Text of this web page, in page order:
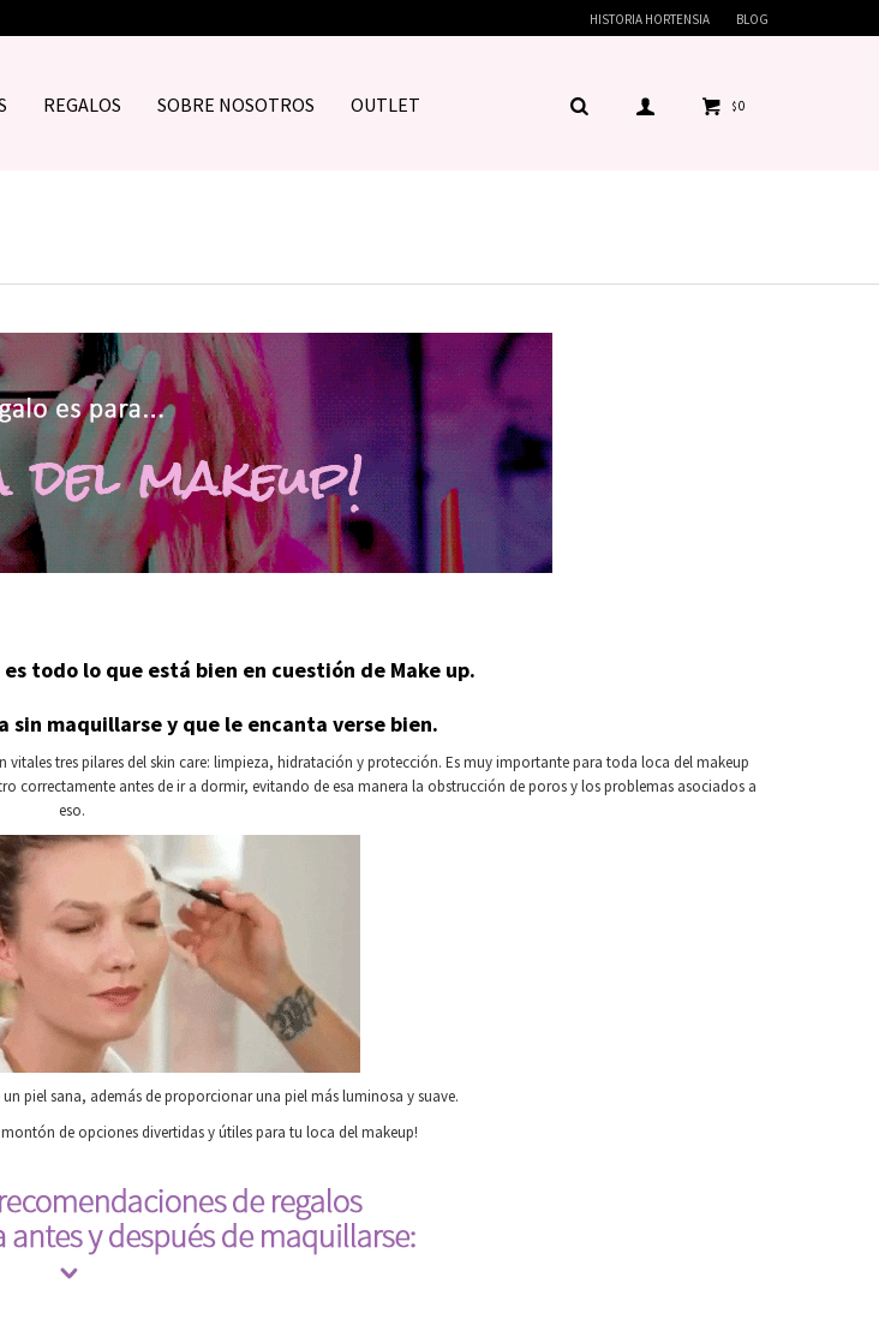
REGALOS SOBRE NOSOTROS OUTLET $0
HISTORIA HORTENSIA BLOG
todo lo que está bien en cuestión de Make up.
sin maquillarse y que le encanta verse bien.
tres pilares del skin care: limpieza, hidratación y protección. Es muy importante para toda loca del makeup
antes de ir a dormir, evitando de esa manera la obstrucción de poros y los problemas asociados a
eso.
piel sana, además de proporcionar una piel más luminosa y suave.
de opciones divertidas y útiles para tu loca del makeup!